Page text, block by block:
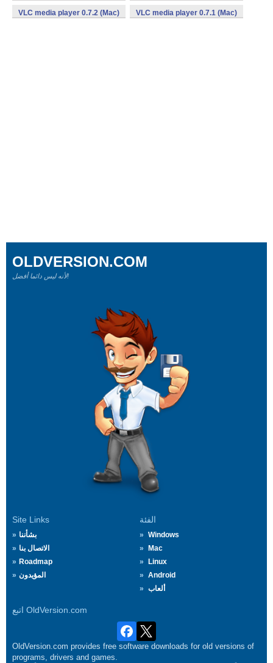
VLC media player 0.7.2 (Mac) VLC media player 0.7.1 (Mac)
Site Links
بشأننا
الاتصال بنا
Roadmap
المؤيدون
الفئة
Windows
Mac
Linux
Android
ألعاب
اتبع OldVersion.com
OLDVERSION.COM
لأنه ليس دائما أفضل!
OldVersion.com provides free software downloads for old versions of
programs, drivers and games.